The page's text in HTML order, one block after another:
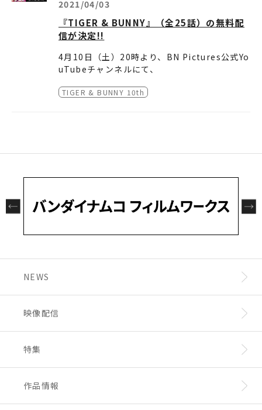
トストーリーなど、これまでの作品本編ともリ
ンクする盛りだくさんな内容となった。
＜日程＞
・2022年3月12日(土)
【夜の部】 開場17時30分/開演18時30分
幕張メッセ イベントホール
森田 成一（バーナビー・ブルックス Jr. 役）
役）
役）
伊瀬 茉莉也（ホァン・パオリン/ドラゴンキッ
島﨑 信長（トーマス・トーラス/ヒーイズトー
楠木 ともり（ラーラ・チャイコスカヤ/マジカ
ルキャット 役）
バーナビー・ブルックス Jr.（ヒーロースー
加瀬 充子（監督）
©BNP/T&B2 PARTNERS
2021/04/03
『TIGER & BUNNY』（全25話）の無料配
信が決定!!
4月10日（土）20時より、BN Pictures公式Yo
uTubeチャンネルにて、
の無料配信が決定しました！
さん、
一言インタビュー映像もお届けいたします！
◆配信日時 ：2021年4月10日より、毎週土曜
20時～ 配信 (※各話1週間アーカイブ予定)
TIGER & BUNNY 10th
NEWS
映像配信
特集
作品情報